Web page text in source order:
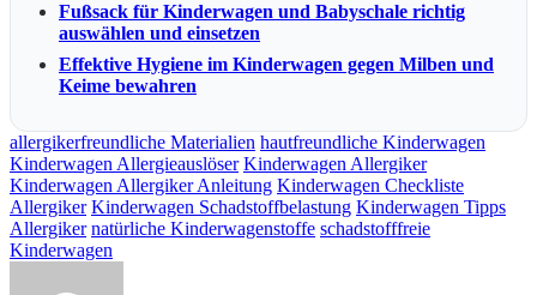
Fußsack für Kinderwagen und Babyschale richtig
auswählen und einsetzen
Effektive Hygiene im Kinderwagen gegen Milben und
Keime bewahren
allergikerfreundliche Materialien hautfreundliche Kinderwagen
Kinderwagen Allergieauslöser Kinderwagen Allergiker
Kinderwagen Allergiker Anleitung Kinderwagen Checkliste
Allergiker Kinderwagen Schadstoffbelastung Kinderwagen Tipps
Allergiker natürliche Kinderwagenstoffe schadstofffreie
Kinderwagen